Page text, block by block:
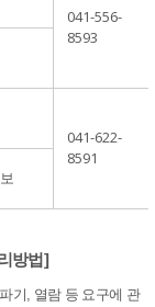
041-556-
8593
041-622-
8591
방법]
기, 열람 등 요구에 관